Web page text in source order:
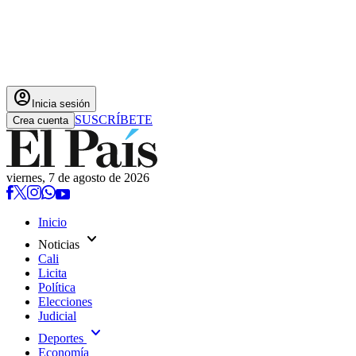
account_circle Inicia sesión
Crea cuenta SUSCRÍBETE
viernes, 7 de agosto de 2026
Inicio
Noticias expand_more
Cali
Licita
Política
Elecciones
Judicial
Deportes expand_more
Economía